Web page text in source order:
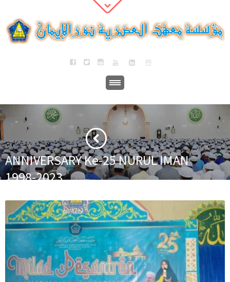
ANNIVERSARY Ke-25 NURUL IMAN
1998-2023